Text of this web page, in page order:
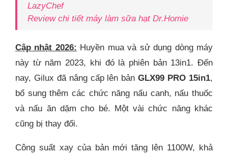
LazyChef
Review chi tiết máy làm sữa hạt Dr.Homie
Cập nhật 2026: Huyền mua và sử dụng dòng máy
này từ năm 2023, khi đó là phiên bản 13in1. Đến
nay, Gilux đã nâng cấp lên bảnGLX99 PRO 15in1,
bổ sung thêm các chức năng nấu canh, nấu thuốc
và nấu ăn dặm cho bé. Một vài chức năng khác
cũng bị thay đổi.
Công suất xay của bản mới tăng lên 1100W, khả